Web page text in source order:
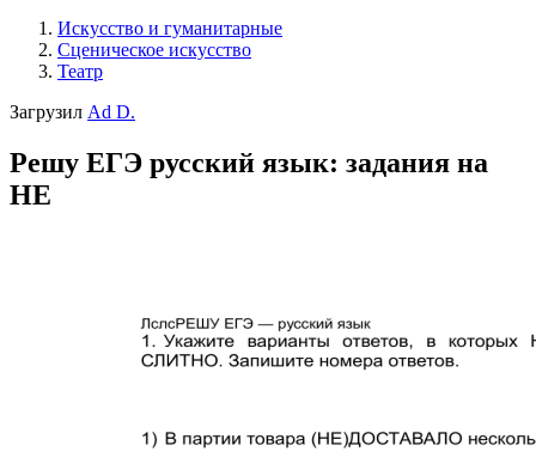
Искусство и гуманитарные
Сценическое искусство
Театр
Загрузил Ad D.
Решу ЕГЭ русский язык: задания на
НЕ